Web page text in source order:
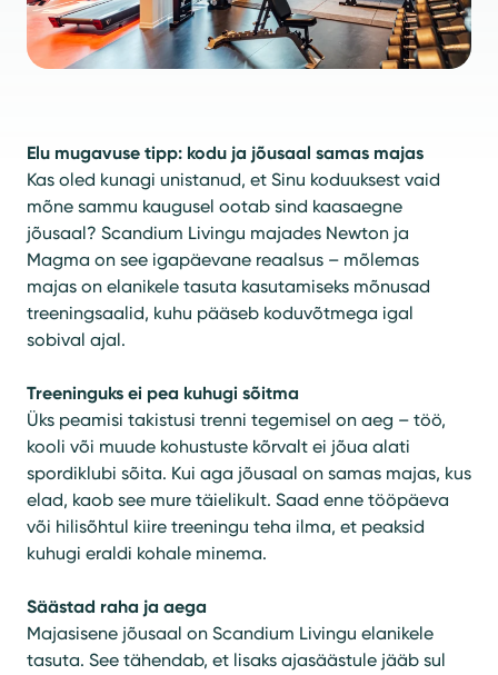
Elu mugavuse tipp: kodu ja jõusaal samas majas
Kas oled kunagi unistanud, et Sinu koduuksest vaid
mõne sammu kaugusel ootab sind kaasaegne
jõusaal? Scandium Livingu majades Newton ja
Magma on see igapäevane reaalsus – mõlemas
majas on elanikele tasuta kasutamiseks mõnusad
treeningsaalid, kuhu pääseb koduvõtmega igal
sobival ajal.
Treeninguks ei pea kuhugi sõitma
Üks peamisi takistusi trenni tegemisel on aeg – töö,
kooli või muude kohustuste kõrvalt ei jõua alati
spordiklubi sõita. Kui aga jõusaal on samas majas, kus
elad, kaob see mure täielikult. Saad enne tööpäeva
või hilisõhtul kiire treeningu teha ilma, et peaksid
kuhugi eraldi kohale minema.
Säästad raha ja aega
Majasisene jõusaal on Scandium Livingu elanikele
tasuta. See tähendab, et lisaks ajasäästule jääb sul